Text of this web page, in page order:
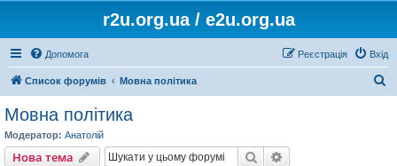
r2u.org.ua / e2u.org.ua
Допомога Вхід
Реєстрація
Список форумів Мовна політика
Мовна політика
Модератор: Анатолій
Нова тема Пошук